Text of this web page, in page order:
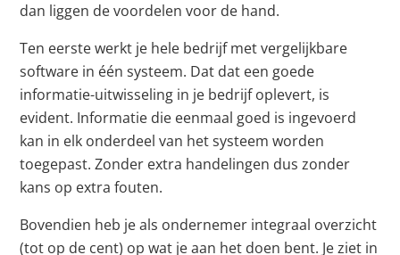
dan liggen de voordelen voor de hand.
Ten eerste werkt je hele bedrijf met vergelijkbare
software in één systeem. Dat dat een goede
informatie-uitwisseling in je bedrijf oplevert, is
evident. Informatie die eenmaal goed is ingevoerd
kan in elk onderdeel van het systeem worden
toegepast. Zonder extra handelingen dus zonder
kans op extra fouten.
Bovendien heb je als ondernemer integraal overzicht
(tot op de cent) op wat je aan het doen bent. Je ziet in